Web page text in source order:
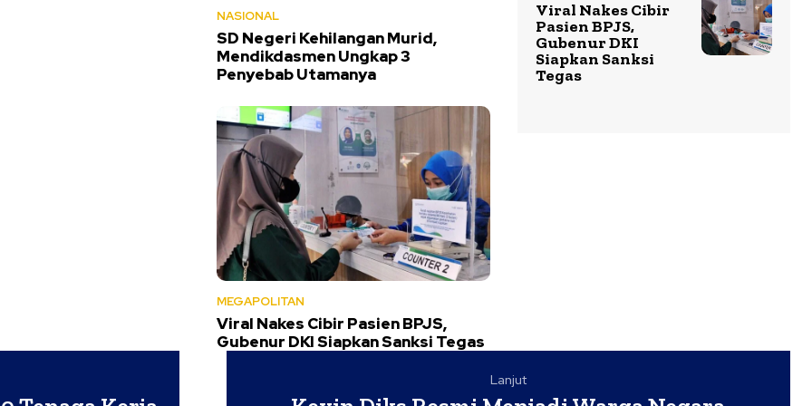
NASIONAL
SD Negeri Kehilangan Murid,
Mendikdasmen Ungkap 3
Penyebab Utamanya
MEGAPOLITAN
Viral Nakes Cibir Pasien BPJS,
Gubenur DKI Siapkan Sanksi Tegas
Viral Nakes Cibir
Pasien BPJS,
Gubenur DKI
Siapkan Sanksi
Tegas
Lanjut